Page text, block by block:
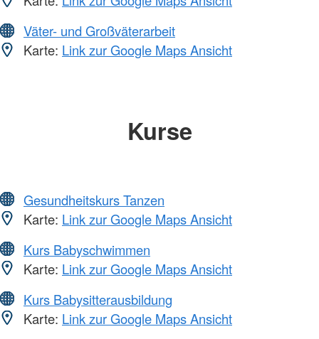
Väter- und Großväterarbeit
Karte: Link zur Google Maps Ansicht
Kurse
Gesundheitskurs Tanzen
Karte: Link zur Google Maps Ansicht
Kurs Babyschwimmen
Karte: Link zur Google Maps Ansicht
Kurs Babysitterausbildung
Karte: Link zur Google Maps Ansicht